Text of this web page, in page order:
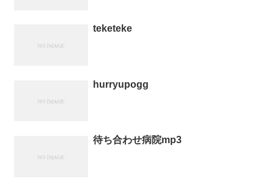
teketeke
hurryupogg
待ち合わせ病院mp3